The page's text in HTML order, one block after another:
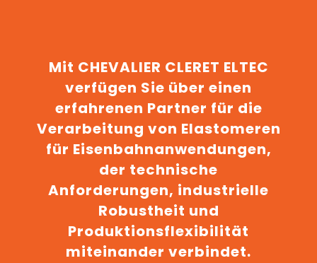
Mit CHEVALIER CLERET ELTEC
verfügen Sie über einen
erfahrenen Partner für die
Verarbeitung von Elastomeren
für Eisenbahnanwendungen,
der technische
Anforderungen, industrielle
Robustheit und
Produktionsflexibilität
miteinander verbindet.